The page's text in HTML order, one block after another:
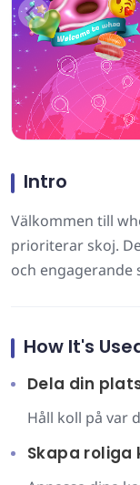
Intro
Välkommen till
prioriterar skoj.
och engagerande
How It's
Dela din
Håll koll på var
Skapa roliga